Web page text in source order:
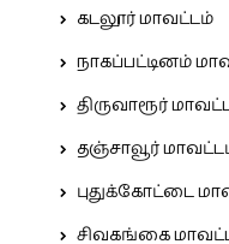
கடலூர் மாவட்டம்
நாகப்பட்டினம்
திருவாரூர்
தஞ்சாவூர்
புதுக்கோட்டை
சிவகங்கை